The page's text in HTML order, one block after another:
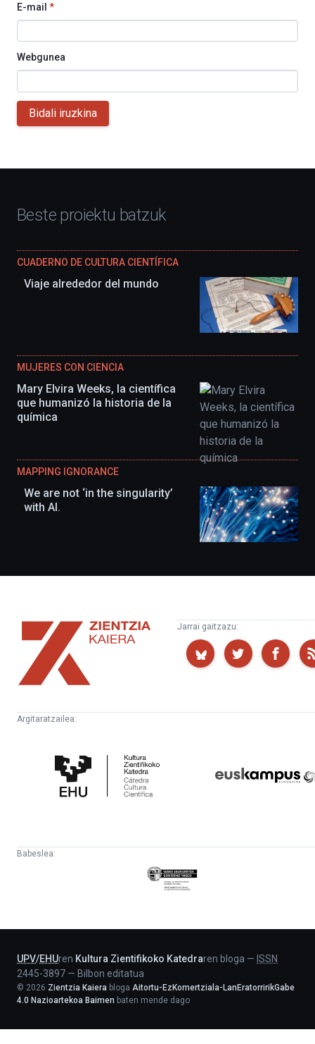
E-mail *
Webgunea
Bidali iruzkina
Beste proiektu batzuk
CUADERNO DE CULTURA CIENTÍFICA
Viaje alrededor del mundo
MUJERES CON CIENCIA
Mary Elvira Weeks, la científica
que humanizó la historia de la
química
MAPPING IGNORANCE
We are not ‘in the singularity’
with AI.
Zientzia
Kaiera
Jarrai gaitzazu:
Argitaratzailea:
Zientifikoko
Katedra
Babeslea:
Eusko
Jaurlaritza
UPV/EHUren Kultura Zientifikoko Katedraren bloga — ISSN
2445-3897 — Bilbon editatua
© 2026 Zientzia Kaiera bloga Aitortu-EzKomertziala-LanEratorririkGabe
4.0 Nazioartekoa Baimen baten mende dago